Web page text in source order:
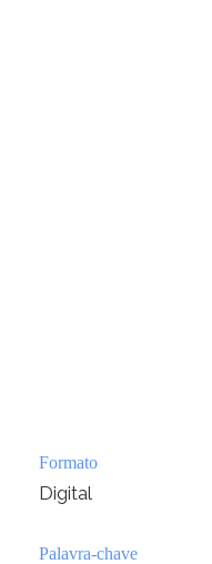
Formato
Digital
Palavra-chave